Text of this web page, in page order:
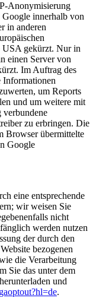
Anonymisierung
innerhalb von
in anderen
USA gekürzt. Nur in
einen Server von
Im Auftrag des
Informationen
um Reports
und um weitere mit
verbundene
zu erbringen. Die
Browser übermittelte
Google
eine entsprechende
wir weisen Sie
nicht
werden nutzen
der durch den
bezogenen
die Verarbeitung
Sie das unter dem
und
.